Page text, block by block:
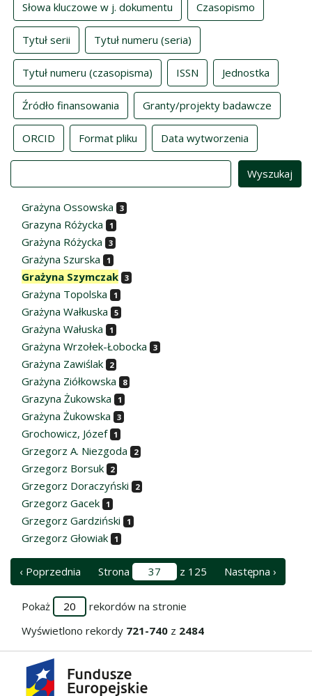
Słowa kluczowe w j. dokumentu Czasopismo
Tytuł serii Tytuł numeru (seria)
Tytuł numeru (czasopisma) ISSN Jednostka
Źródło finansowania Granty/projekty badawcze
ORCID Format pliku Data wytworzenia
Grażyna Ossowska 3
Grazyna Różycka 1
Grażyna Różycka 3
Grażyna Szurska 1
Grażyna Szymczak 3
Grażyna Topolska 1
Grażyna Wałkuska 5
Grażyna Wałuska 1
Grażyna Wrzołek-Łobocka 3
Grażyna Zawiślak 2
Grażyna Ziółkowska 8
Grazyna Żukowska 1
Grażyna Żukowska 3
Grochowicz, Józef 1
Grzegorz A. Niezgoda 2
Grzegorz Borsuk 2
Grzegorz Doraczyński 2
Grzegorz Gacek 1
Grzegorz Gardziński 1
Grzegorz Głowiak 1
‹ Poprzednia Strona z 125 Następna ›
Pokaż
rekordów na stronie
Wyświetlono rekordy 721-740 z 2484